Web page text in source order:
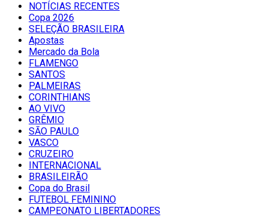
NOTÍCIAS RECENTES
Copa 2026
SELEÇÃO BRASILEIRA
Apostas
Mercado da Bola
FLAMENGO
SANTOS
PALMEIRAS
CORINTHIANS
AO VIVO
GRÊMIO
SĀO PAULO
VASCO
CRUZEIRO
INTERNACIONAL
BRASILEIRÃO
Copa do Brasil
FUTEBOL FEMININO
CAMPEONATO LIBERTADORES